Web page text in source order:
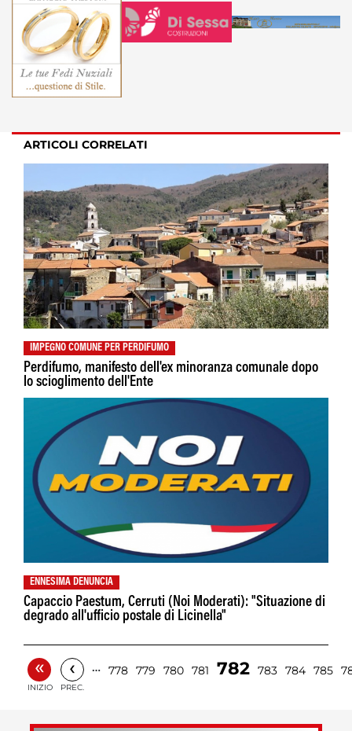
ARTICOLI CORRELATI
IMPEGNO COMUNE PER PERDIFUMO
Perdifumo, manifesto dell'ex minoranza comunale dopo
lo scioglimento dell'Ente
ENNESIMA DENUNCIA
Capaccio Paestum, Cerruti (Noi Moderati): "Situazione di
degrado all'ufficio postale di Licinella"
«
INIZIO
‹
PREC.
… 778 779 780 781 782 783 784 785